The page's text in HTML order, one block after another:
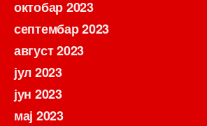
октобар 2023
септембар 2023
август 2023
јул 2023
јун 2023
мај 2023